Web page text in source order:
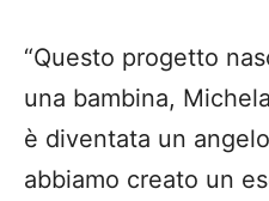
“Questo progetto
una bambina,
è diventata un
abbiamo creato un